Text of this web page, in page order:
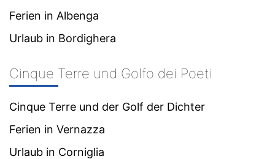
Ferien in Albenga
Urlaub in Bordighera
Cinque Terre und Golfo dei Poeti
Cinque Terre und der Golf der Dichter
Ferien in Vernazza
Urlaub in Corniglia